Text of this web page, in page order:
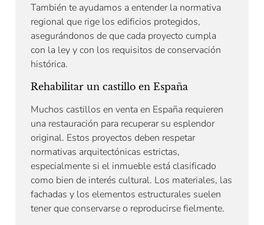
También te ayudamos a entender la normativa
regional que rige los edificios protegidos,
asegurándonos de que cada proyecto cumpla
con la ley y con los requisitos de conservación
histórica.
Rehabilitar un castillo en España
Muchos castillos en venta en España requieren
una restauración para recuperar su esplendor
original. Estos proyectos deben respetar
normativas arquitectónicas estrictas,
especialmente si el inmueble está clasificado
como bien de interés cultural. Los materiales, las
fachadas y los elementos estructurales suelen
tener que conservarse o reproducirse fielmente.